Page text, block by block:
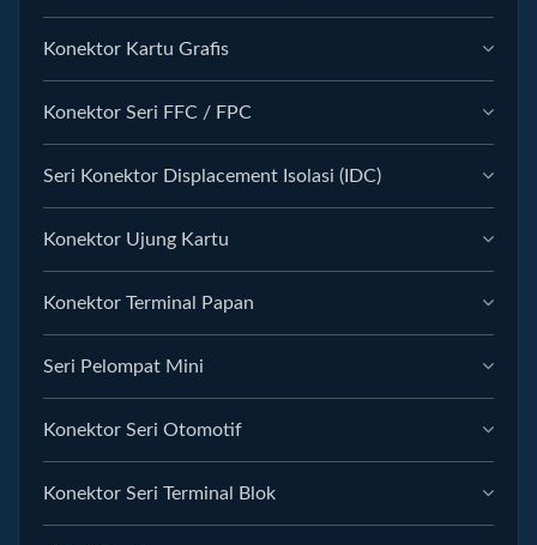
Konektor Kartu Grafis
Konektor Seri FFC / FPC
Seri Konektor Displacement Isolasi (IDC)
Konektor Ujung Kartu
Konektor Terminal Papan
Seri Pelompat Mini
Konektor Seri Otomotif
Konektor Seri Terminal Blok